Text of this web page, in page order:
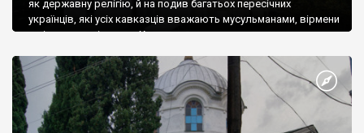
як державну релігію, й на подив багатьох пересічних
українців, які усіх кавказців вважають мусульманами, вірмени
є відданими вірянами Христа